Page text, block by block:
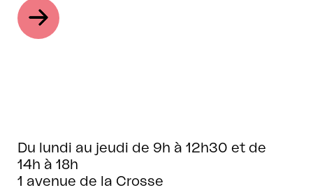
Du lundi au jeudi de 9h à 12h30 et de
14h à 18h
1 avenue de la Crosse